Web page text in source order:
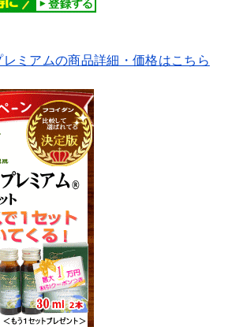
ミアムの商品詳細・価格はこちら